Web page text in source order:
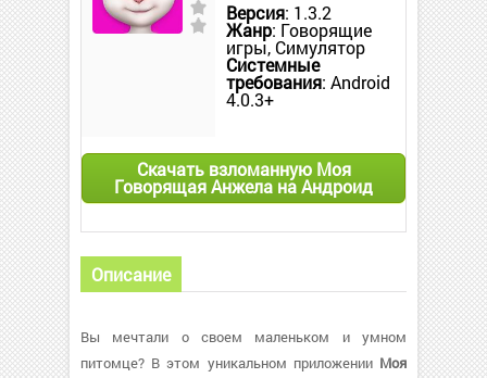
Версия: 1.3.2
Жанр: Говорящие
игры, Симулятор
Системные
требования: Android
4.0.3+
Скачать взломанную Моя
Говорящая Анжела на Андроид
Описание
Вы мечтали о своем маленьком и умном
питомце? В этом уникальном приложении Моя